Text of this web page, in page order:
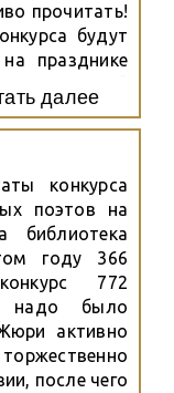
прочитать!
будут
празднике
далее
конкурса
поэтов на
библиотека
году 366
772
надо было
активно
после чего